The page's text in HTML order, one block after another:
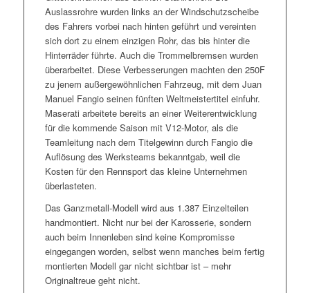
Auslassrohre wurden links an der Windschutzscheibe
des Fahrers vorbei nach hinten geführt und vereinten
sich dort zu einem einzigen Rohr, das bis hinter die
Hinterräder führte. Auch die Trommelbremsen wurden
überarbeitet. Diese Verbesserungen machten den 250F
zu jenem außergewöhnlichen Fahrzeug, mit dem Juan
Manuel Fangio seinen fünften Weltmeistertitel einfuhr.
Maserati arbeitete bereits an einer Weiterentwicklung
für die kommende Saison mit V12-Motor, als die
Teamleitung nach dem Titelgewinn durch Fangio die
Auflösung des Werksteams bekanntgab, weil die
Kosten für den Rennsport das kleine Unternehmen
überlasteten.
Das Ganzmetall-Modell wird aus 1.387 Einzelteilen
handmontiert. Nicht nur bei der Karosserie, sondern
auch beim Innenleben sind keine Kompromisse
eingegangen worden, selbst wenn manches beim fertig
montierten Modell gar nicht sichtbar ist – mehr
Originaltreue geht nicht.